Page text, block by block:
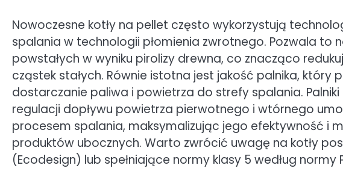
Nowoczesne kotły na pellet często wykorzystują
spalania w technologii płomienia zwrotnego. Pozwala to
powstałych w wyniku pirolizy drewna, co znacząco
cząstek stałych. Równie istotna jest jakość palnika, który
dostarczanie paliwa i powietrza do strefy spalania.
regulacji dopływu powietrza pierwotnego i wtórnego
procesem spalania, maksymalizując jego efektywność i
produktów ubocznych. Warto zwrócić uwagę na kotły
(Ecodesign) lub spełniające normy klasy 5 według normy